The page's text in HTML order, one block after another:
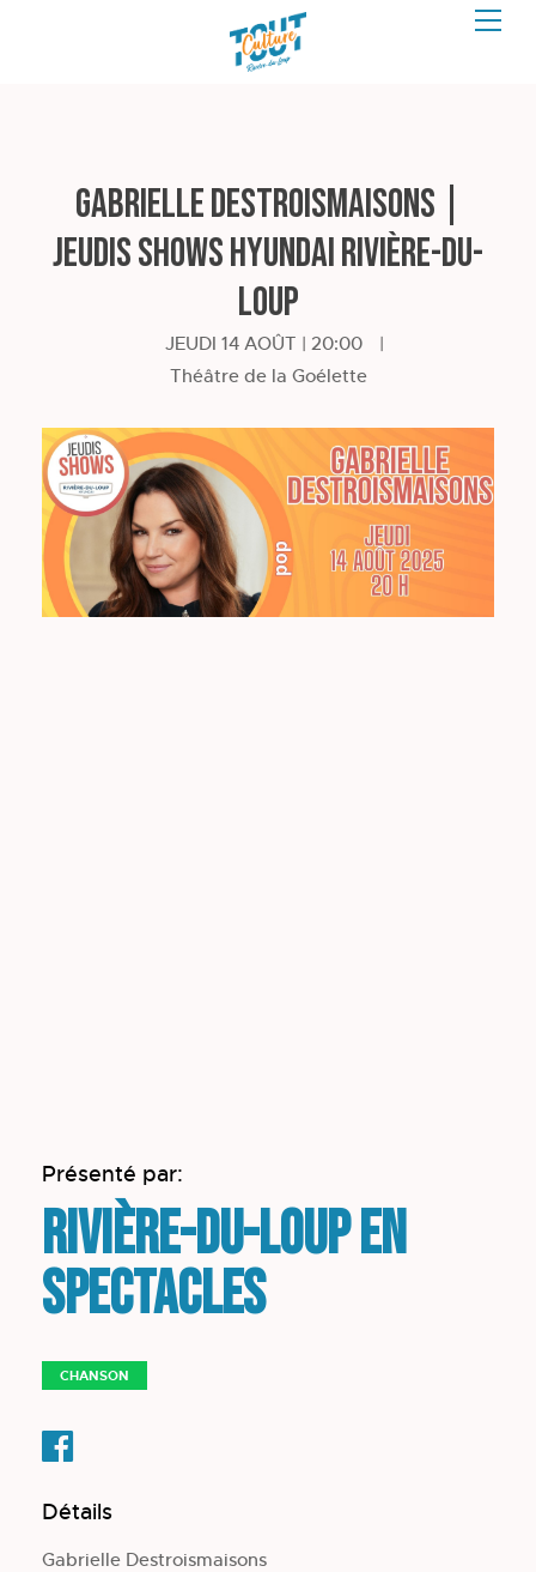
Gabrielle Destroismaisons |
JEUDIS SHOWS HYUNDAI RIVIÈRE-DU-
LOUP
JEUDI 14 AOÛT | 20:00
|
Théâtre de la Goélette
Présenté par:
Rivière-du-Loup en
spectacles
CHANSON
Détails
Gabrielle Destroismaisons